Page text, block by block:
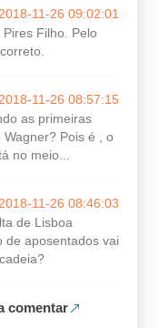
2018-11-26 09:02:01
Filho. Pelo
2018-11-26 08:57:15
as primeiras
Pois é , o
no meio...
2018-11-26 08:46:03
de Lisboa
de aposentados vai
comentar